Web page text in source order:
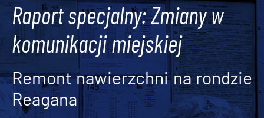
Raport specjalny: Zmiany w
komunikacji miejskiej
Remont nawierzchni na rondzie
Reagana